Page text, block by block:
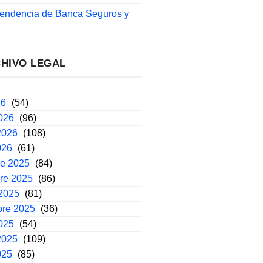
de Banca Seguros y
LEGAL
(54)
(96)
(108)
(61)
2025 (84)
2025 (86)
(81)
2025 (36)
(54)
(109)
(85)